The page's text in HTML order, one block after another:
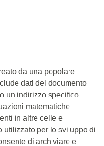
da una popolare
dati del documento
un indirizzo specifico.
matematiche
in altre celle e
utilizzato per lo sviluppo di
di archiviare e